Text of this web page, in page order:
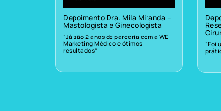
Depoimento Dra. Mila Miranda –
Mastologista e Ginecologista
“Já são 2 anos de parceria com a WE
Marketing Médico e ótimos
resultados”
“Foi